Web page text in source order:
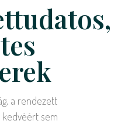
a rendezett
kedvéért sem